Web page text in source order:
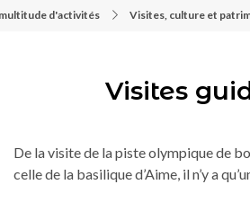
d'activités Visites, culture et
Visites
De la visite de la piste olympique de
celle de la basilique d’Aime, il n’y a